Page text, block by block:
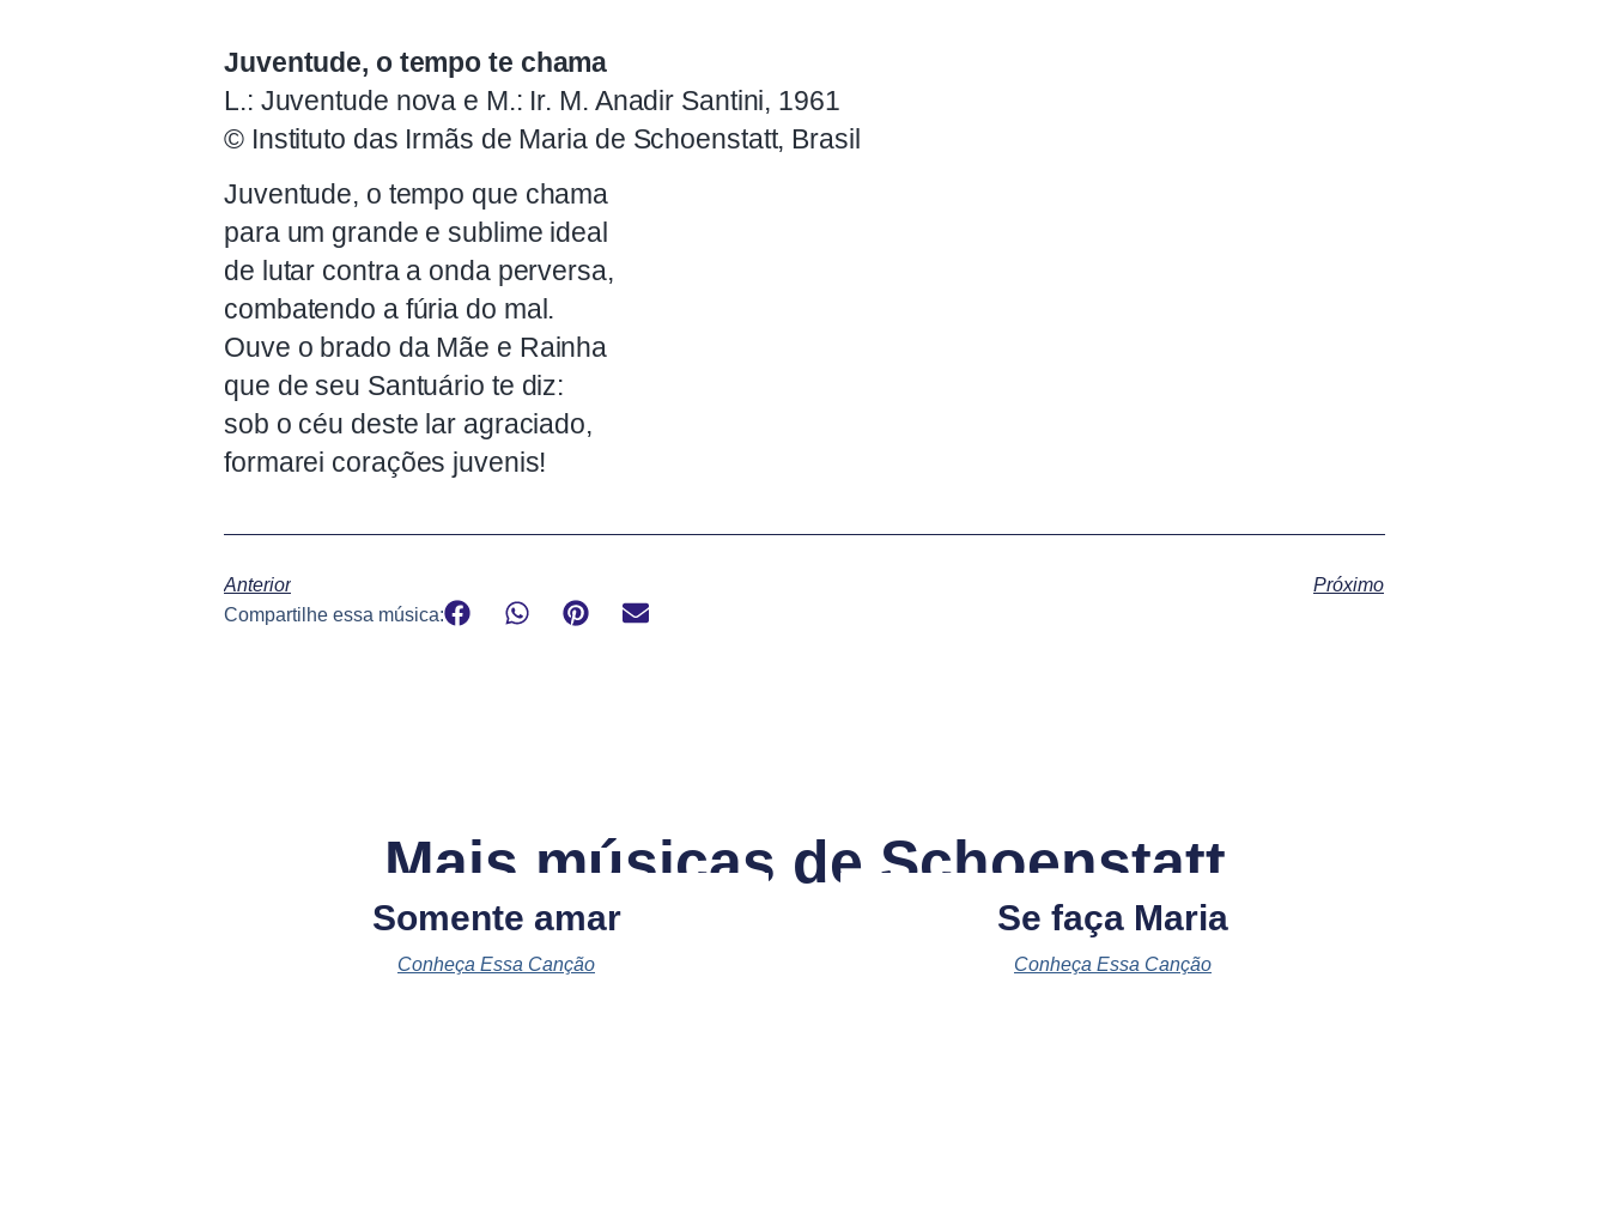
Juventude, o tempo te chama
L.: Juventude nova e M.: Ir. M. Anadir Santini, 1961
© Instituto das Irmãs de Maria de Schoenstatt, Brasil
Juventude, o tempo que chama
para um grande e sublime ideal
de lutar contra a onda perversa,
combatendo a fúria do mal.
Ouve o brado da Mãe e Rainha
que de seu Santuário te diz:
sob o céu deste lar agraciado,
formarei corações juvenis!
Anterior
Próximo
Compartilhe essa música:
Mais músicas de Schoenstatt
Somente amar
Conheça Essa Canção
Se faça Maria
Conheça Essa Canção